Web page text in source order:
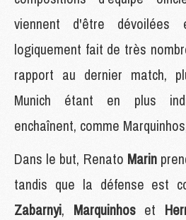
viennent d'être
logiquement fait de très
rapport au dernier match,
Munich étant en plus
enchaînent, comme
Dans le but, Renato Marin
tandis que la défense est
Zabarnyi, Marquinhos et